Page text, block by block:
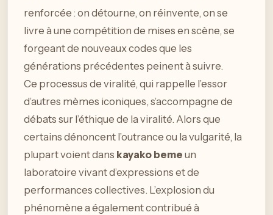
renforcée : on détourne, on réinvente, on se
livre à une compétition de mises en scène, se
forgeant de nouveaux codes que les
générations précédentes peinent à suivre.
Ce processus de viralité, qui rappelle l’essor
d’autres mèmes iconiques, s’accompagne de
débats sur l’éthique de la viralité. Alors que
certains dénoncent l’outrance ou la vulgarité, la
plupart voient dans kayako beme un
laboratoire vivant d’expressions et de
performances collectives. L’explosion du
phénomène a également contribué à